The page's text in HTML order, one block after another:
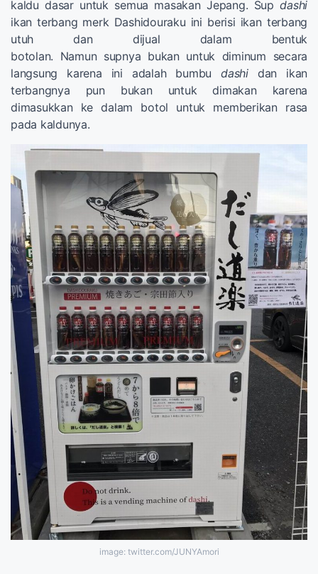
kaldu dasar untuk semua masakan Jepang. Supdashi
ikan terbang merk Dashidouraku ini berisi ikan terbang
utuh dan dijual dalam bentuk
botolan. Namun supnya bukan untuk diminum secara
langsung karena ini adalah bumbu dashi dan ikan
terbangnya pun bukan untuk dimakan karena
dimasukkan ke dalam botol untuk memberikan rasa
pada kaldunya.
image: twitter.com/JUNYAmori